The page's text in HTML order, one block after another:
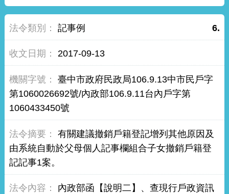
6.
記事例
2017-09-13
臺中市政府民政局106.9.13中市民戶字
第1060026692號/內政部106.9.11台內戶字第
1060433450號
有關建議撤銷戶籍登記增列其他原因及
由系統自動於父母個人記事欄組合子女撤銷戶籍登
記記事1案。
內政部函【說明二】、查現行戶政資訊